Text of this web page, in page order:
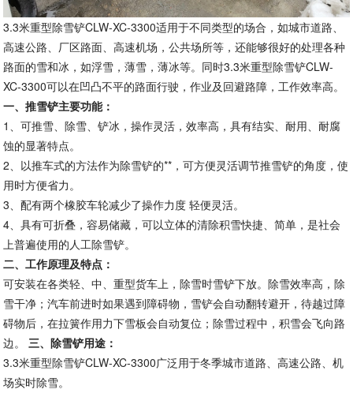
3.3米重型除雪铲CLW-XC-3300适用于不同类型的场合，如城市道路、
高速公路、厂区路面、高速机场，公共场所等，还能够很好的处理各种
路面的雪和冰，如浮雪，薄雪，薄冰等。同时3.3米重型除雪铲CLW-
XC-3300可以在凹凸不平的路面行驶，作业及回避路障，工作效率高。
一、推雪铲主要功能：
1、可推雪、除雪、铲冰，操作灵活，效率高，具有结实、耐用、耐腐
蚀的显著特点。
2、以推车式的方法作为除雪铲的**，可方便灵活调节推雪铲的角度，使
用时方便省力。
3、配有两个橡胶车轮减少了操作力度 轻便灵活。
4、具有可折叠，容易储藏，可以立体的清除积雪快捷、简单，是社会
上普遍使用的人工除雪铲。
二、工作原理及特点：
可安装在各类轻、中、重型货车上，除雪时雪铲下放。除雪效率高，除
雪干净；汽车前进时如果遇到障碍物，雪铲会自动翻转避开，待越过障
碍物后，在拉簧作用力下雪板会自动复位；除雪过程中，积雪会飞向路
边。 三、除雪铲用途：
3.3米重型除雪铲CLW-XC-3300广泛用于冬季城市道路、高速公路、机
场实时除雪。